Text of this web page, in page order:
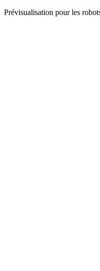
Prévisualisation pour les